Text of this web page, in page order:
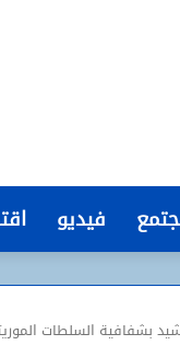
فيديو
بشفافية السلطات